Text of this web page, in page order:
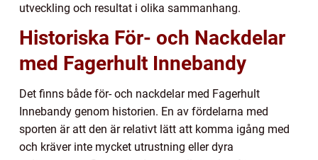
utveckling och resultat i olika sammanhang.
Historiska För- och Nackdelar
med Fagerhult Innebandy
Det finns både för- och nackdelar med Fagerhult
Innebandy genom historien. En av fördelarna med
sporten är att den är relativt lätt att komma igång med
och kräver inte mycket utrustning eller dyra